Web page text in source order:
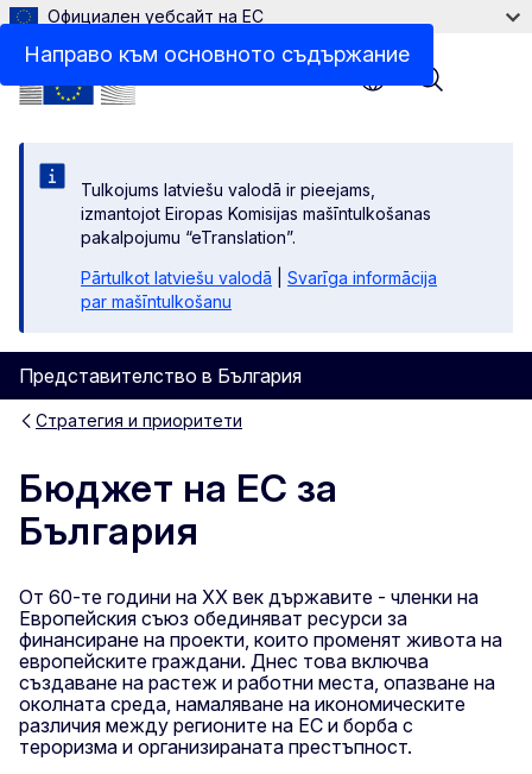
Направо към основното съдържание
Официален уебсайт на ЕС
Tulkojums latviešu valodā ir pieejams,
izmantojot Eiropas Komisijas mašīntulkošanas
pakalpojumu “eTranslation”.
Pārtulkot latviešu valodā
Svarīga informācija
par mašīntulkošanu
Представителство в България
Menu
Стратегия и приоритети
Бюджет на ЕС за
България
От 60-те години на ХХ век държавите - членки на
Европейския съюз обединяват ресурси за
финансиране на проекти, които променят живота на
европейските граждани. Днес това включва
създаване на растеж и работни места, опазване на
околната среда, намаляване на икономическите
различия между регионите на ЕС и борба с
тероризма и организираната престъпност.